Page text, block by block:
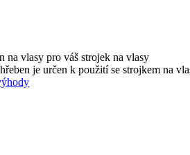
na vlasy pro váš strojek na vlasy
je určen k použití se strojkem na